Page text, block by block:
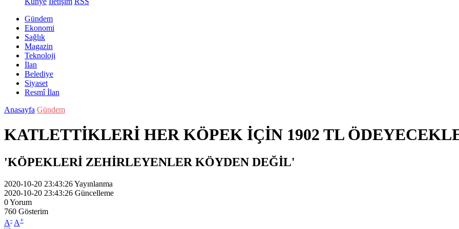
Gündem
Ekonomi
Sağlık
Magazin
Teknoloji
İlan
Belediye
Siyaset
Resmî İlan
Anasayfa Gündem
KATLETTİKLERİ HER KÖPEK İÇİN 1902 TL
'KÖPEKLERİ ZEHİRLEYENLER KÖYDEN DEĞİL'
2020-10-20 23:43:26Yayınlanma
2020-10-20 23:43:26 Güncelleme
0Yorum
760 Gösterim
A- A+